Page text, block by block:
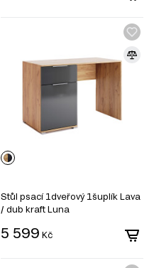
Stůl psací 1dveřový 1šuplík Lava
/ dub kraft Luna
5 599 Kč